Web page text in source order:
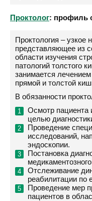
Проктолог: профиль
Проктология – узкое
представляющее из
области изучения
патологий толстого
занимается
прямой и толстой
В обязанности
Осмотр пациента
целью
Проведение
исследований,
эндоскопии.
Постановка
Отслеживание
реабилитации по
Проведение мер
пациентов в